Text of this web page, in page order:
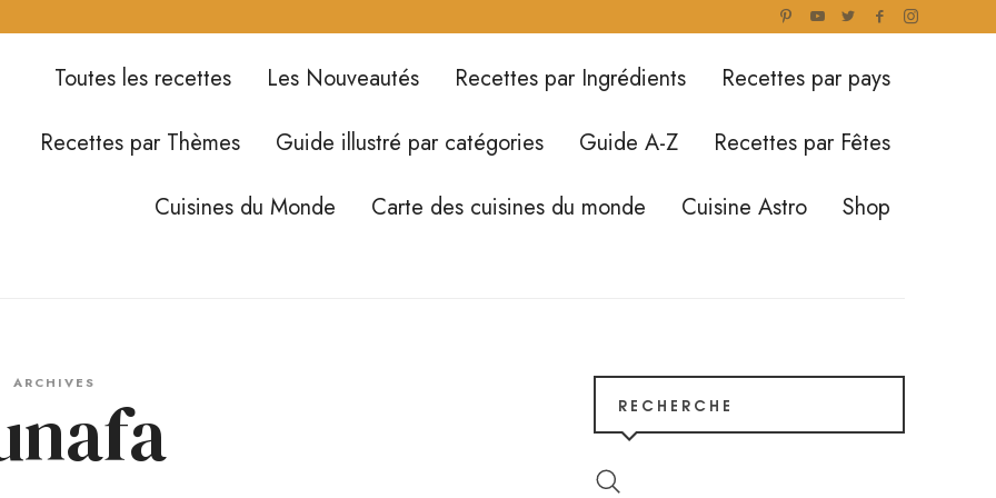
Toutes les recettes Les Nouveautés Recettes par Ingrédients
Recettes par pays
Recettes par Thèmes
Guide illustré par catégories Guide A-Z
Recettes par Fêtes
Cuisines du Monde
Carte des cuisines du monde Cuisine Astro Shop
ARCHIVES
RECHERCHE